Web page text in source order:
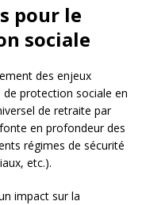
pour le
sociale
des enjeux
protection sociale en
de retraite par
en profondeur des
régimes de sécurité
etc.).
impact sur la